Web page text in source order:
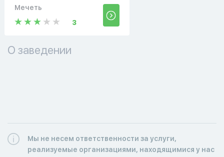
Мечеть
3
О заведении
Мы не несем ответственности за услуги,
реализуемые организациями, находящимися у нас